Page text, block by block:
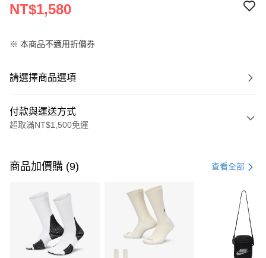
NT$1,580
※ 本商品不適用折價券
請選擇商品選項
付款與運送方式
超取滿NT$1,500免運
信用卡一次付款
3 期 0 利率 每期 21家銀行
合作金庫商業銀行
第一商業銀行
華南商業銀行
彰化商業銀行
上海商業儲蓄銀行
Apple Pay
商品加價購 (9) 查看全部